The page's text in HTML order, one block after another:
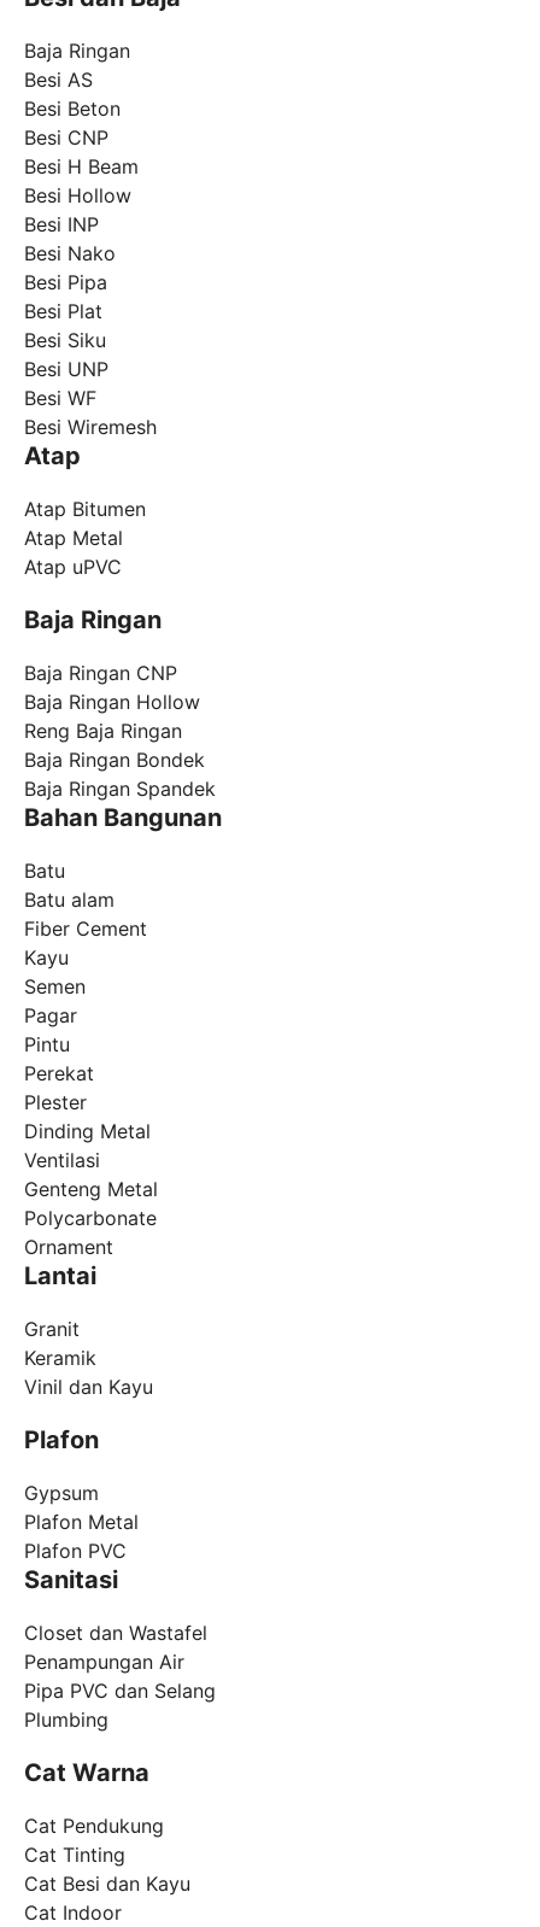
Baja Ringan
Besi AS
Besi Beton
Besi CNP
Besi H Beam
Besi Hollow
Besi INP
Besi Nako
Besi Pipa
Besi Plat
Besi Siku
Besi UNP
Besi WF
Besi Wiremesh
Atap
Atap Bitumen
Atap Metal
Atap uPVC
Baja Ringan
Baja Ringan CNP
Baja Ringan Hollow
Reng Baja Ringan
Baja Ringan Bondek
Baja Ringan Spandek
Bahan Bangunan
Batu
Batu alam
Fiber Cement
Kayu
Semen
Pagar
Pintu
Perekat
Plester
Dinding Metal
Ventilasi
Genteng Metal
Polycarbonate
Ornament
Lantai
Granit
Keramik
Vinil dan Kayu
Plafon
Gypsum
Plafon Metal
Plafon PVC
Sanitasi
Closet dan Wastafel
Penampungan Air
Pipa PVC dan Selang
Plumbing
Cat Warna
Cat Pendukung
Cat Tinting
Cat Besi dan Kayu
Cat Indoor